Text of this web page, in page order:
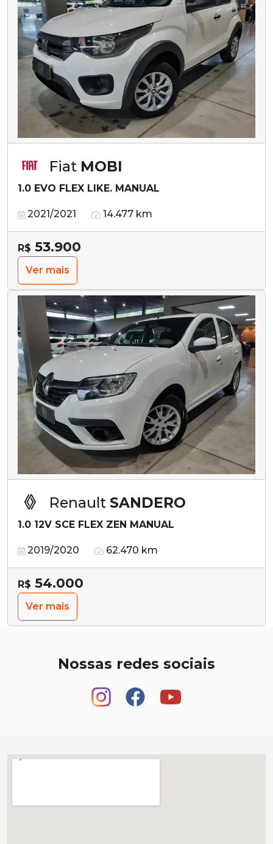
Fiat MOBI
1.0 EVO FLEX LIKE. MANUAL
2021/2021 14.477 km
R$ 53.900
Ver mais
Renault SANDERO
1.0 12V SCE FLEX ZEN MANUAL
2019/2020 62.470 km
R$ 54.000
Ver mais
Nossas redes sociais